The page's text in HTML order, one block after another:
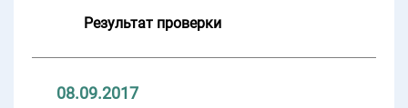
Результат проверки
08.09.2017